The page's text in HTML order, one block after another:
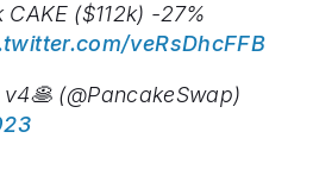
($112k) -27%
veRsDhcFFB
(@PancakeSwap)